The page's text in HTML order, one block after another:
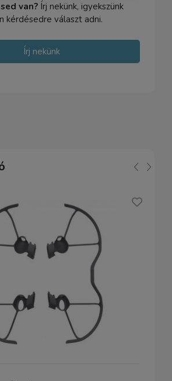
van? Írj nekünk, igyekszünk
kérdésedre választ adni.
Írj nekünk